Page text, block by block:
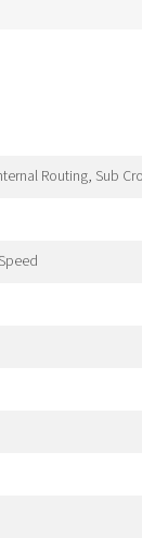
Routing, Sub